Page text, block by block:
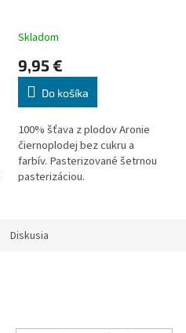
Skladom
9,95 €
Do košíka
100% šťava z plodov Aronie
čiernoplodej bez cukru a
farbív. Pasterizované šetrnou
pasterizáciou.
Diskusia